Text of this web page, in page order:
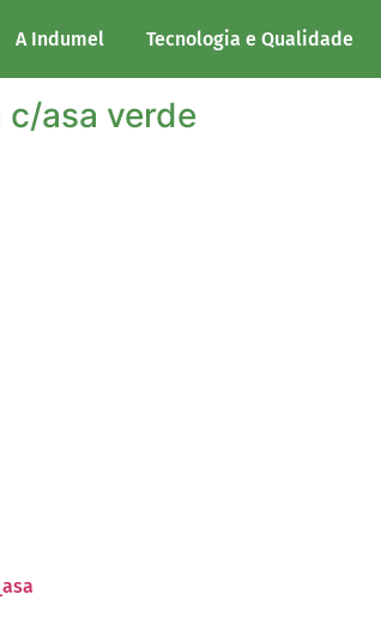
A Indumel Tecnologia e Qualidade
azeitona c/asa verde
c/asa verde